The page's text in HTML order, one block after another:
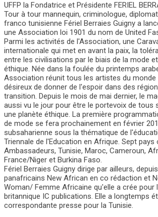
UFFP la Fondatrice et Présidente FERIEL
Tour à tour mannequin, criminologue,
franco tunisienne Fériel Berraies Guigny a
une Association loi 1901 du nom de United
Parmi les activités de l'Association, une
internationale qui met en avant la paix, la
entre les civilisations par le biais de la mode
éthique. Née dans la foulée du printemps
Association réunit tous les artistes du monde
désireux de donner de l'espoir dans des
transition. Depuis le mois de mai dernier, le
aussi vu le jour pour être le portevoix de tous
une planète éthique. La première
de mode se fera prochainement en février
subsaharienne sous la thématique de
Triennale de l'Education en Afrique. Sept pays
Ambassadeurs, Tunisie, Maroc, Cameroun,
France/Niger et Burkina Faso.
Fériel Berraies Guigny dirige par ailleurs,
panafricains New African en co rédaction et
Woman/ Femme Africaine qu'elle a crée pour
britannique IC publications. Elle a longtemps
correspondante presse pour la Tunisie.